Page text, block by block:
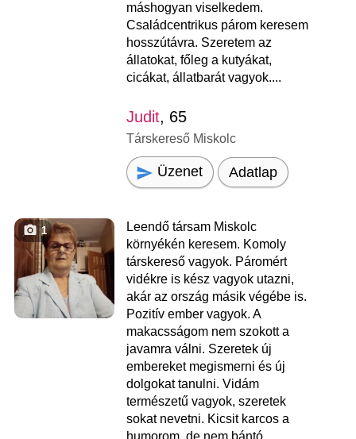
máshogyan viselkedem.
Családcentrikus párom keresem
hosszútávra. Szeretem az
állatokat, főleg a kutyákat,
cicákat, állatbarát vagyok....
Judit, 65
Társkereső Miskolc
Üzenet Adatlap
1
Leendő társam Miskolc
környékén keresem. Komoly
társkereső vagyok. Páromért
vidékre is kész vagyok utazni,
akár az ország másik végébe is.
Pozitív ember vagyok. A
makacsságom nem szokott a
javamra válni. Szeretek új
embereket megismerni és új
dolgokat tanulni. Vidám
természetű vagyok, szeretek
sokat nevetni. Kicsit karcos a
humorom, de nem bántó.